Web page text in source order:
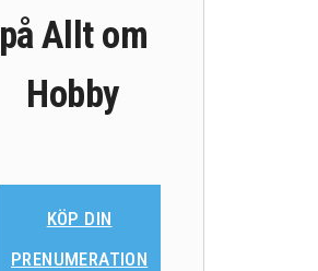
på Allt om
Hobby
KÖP DIN
PRENUMERATION